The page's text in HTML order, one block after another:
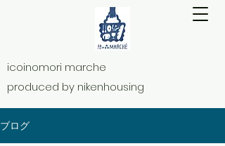
icoinomori marche
produced by nikenhousing​
ブログ